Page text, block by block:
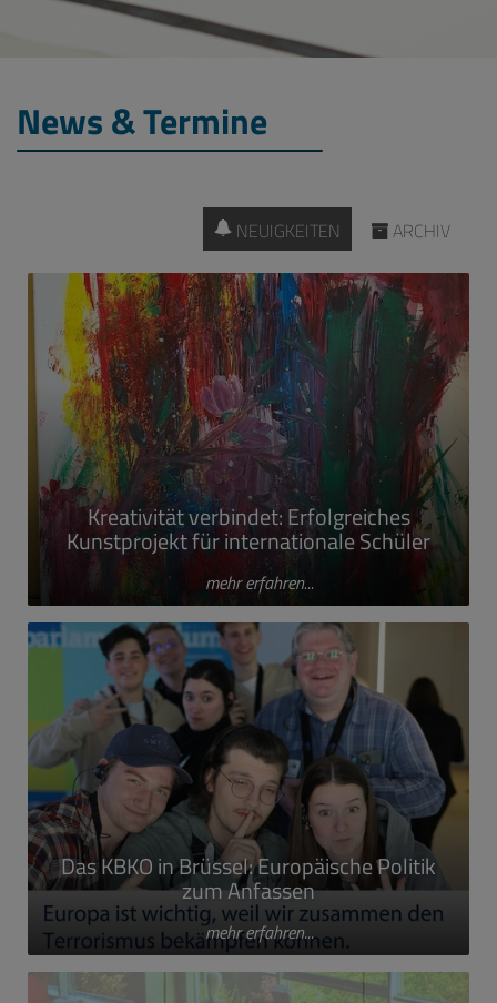
News & Termine
NEUIGKEITEN ARCHIV
Kreativität verbindet: Erfolgreiches
Kunstprojekt für internationale Schüler
mehr erfahren...
Das KBKO in Brüssel: Europäische Politik
zum Anfassen
mehr erfahren...